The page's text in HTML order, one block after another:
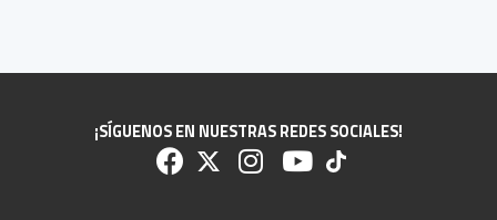
¡SÍGUENOS EN NUESTRAS REDES SOCIALES!